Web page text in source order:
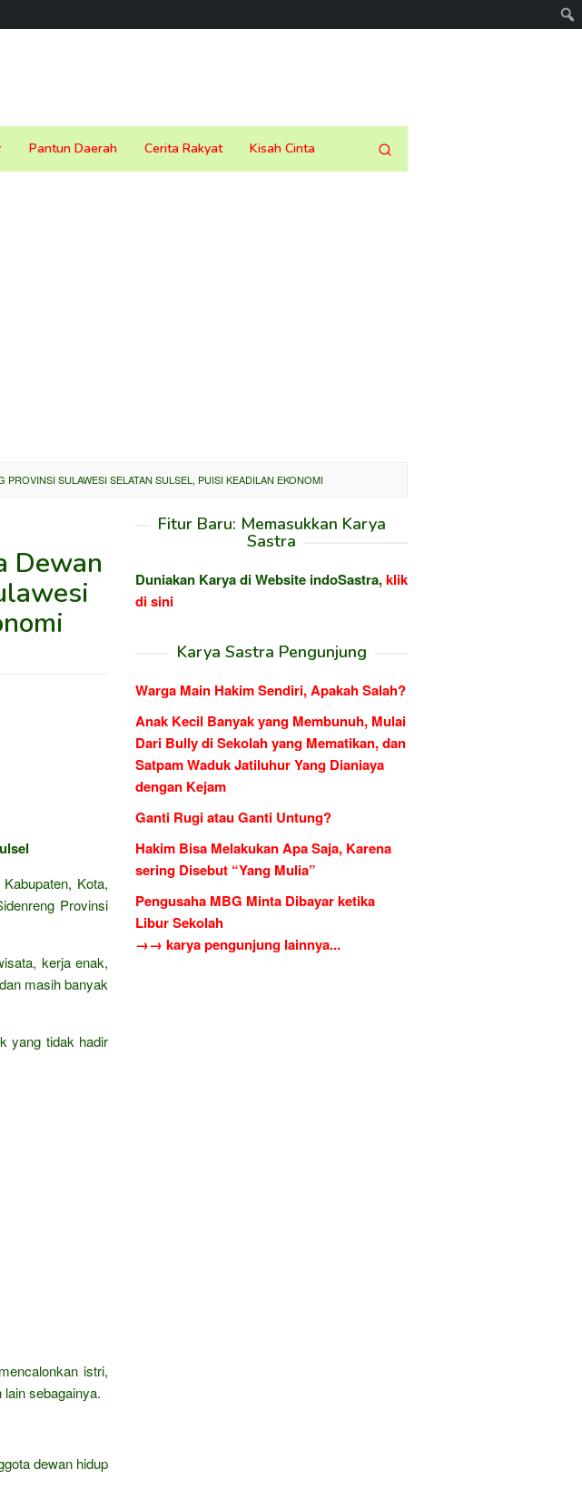
Pantun Daerah Cerita Rakyat Kisah Cinta
SULAWESI SELATAN SULSEL, PUISI KEADILAN EKONOMI
Dewan
Kota,
Provinsi
kerja enak,
masih banyak
yang tidak hadir
istri,
sebagainya.
dewan hidup
Fitur Baru: Memasukkan Karya
Sastra
Duniakan Karya di Website indoSastra,klik
di sini
Karya Sastra Pengunjung
Warga Main Hakim Sendiri, Apakah Salah?
Anak Kecil Banyak yang Membunuh, Mulai
Dari Bully di Sekolah yang Mematikan, dan
Satpam Waduk Jatiluhur Yang Dianiaya
dengan Kejam
Ganti Rugi atau Ganti Untung?
Hakim Bisa Melakukan Apa Saja, Karena
sering Disebut “Yang Mulia”
Pengusaha MBG Minta Dibayar ketika
Libur Sekolah
→→ karya pengunjung lainnya...